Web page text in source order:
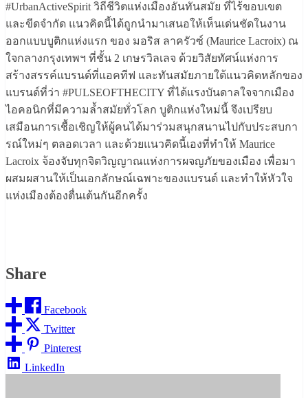
#UrbanActiveSpirit วิถีชีวิตแห่งเมืองอันทันสมัย ที่ไร้ขอบเขต
และขีดจำกัด แนวคิดนี้ได้ถูกนำมาเสนอให้เห็นเด่นชัดในงาน
ออกแบบบูติกแห่งแรก ของ มอริส ลาครัวซ์ (Maurice Lacroix) ณ
ใจกลางกรุงเทพฯ ที่ชั้น 2 เกษรวิลเลจ ด้วยวิสัยทัศน์แห่งการ
สร้างสรรค์แบรนด์ที่แอคทีฟ และทันสมัยภายใต้แนวคิดหลักของ
แบรนด์ที่ว่า #PULSEOFTHECITY ที่ได้แรงบันดาลใจจากเมือง
ไอคอนิกที่มีความล้ำสมัยทั่วโลก บูติกแห่งใหม่นี้ จึงเปรียบ
เสมือนการเชื้อเชิญให้ผู้คนได้มาร่วมสนุกสนานไปกับประสบกา
รณ์ใหม่ๆ ตลอดเวลา และด้วยแนวคิดนี้เองที่ทำให้ Maurice
Lacroix จ้องจับทุกจิตวิญญาณแห่งการผจญภัยของเมือง เพื่อมา
ผสมผสานให้เป็นเอกลักษณ์เฉพาะของแบรนด์ และทำให้หัวใจ
แห่งเมืองต้องตื่นเต้นกันอีกครั้ง
Share
Facebook
Twitter
Pinterest
LinkedIn